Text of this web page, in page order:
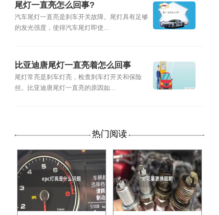
尾灯一直亮怎么回事?
汽车尾灯一直亮是刹车开关故障。尾灯具有足够
的发光强度，使得汽车尾灯即使...
比亚迪唐尾灯一直亮着怎么回事
尾灯常亮是刹车灯亮，检查刹车灯开关和保险
丝。比亚迪唐尾灯一直亮的原因如...
热门阅读